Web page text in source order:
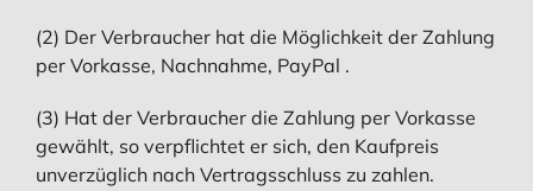
(2) Der Verbraucher hat die Möglichkeit der Zahlung
per Vorkasse, Nachnahme, PayPal .
(3) Hat der Verbraucher die Zahlung per Vorkasse
gewählt, so verpflichtet er sich, den Kaufpreis
unverzüglich nach Vertragsschluss zu zahlen.